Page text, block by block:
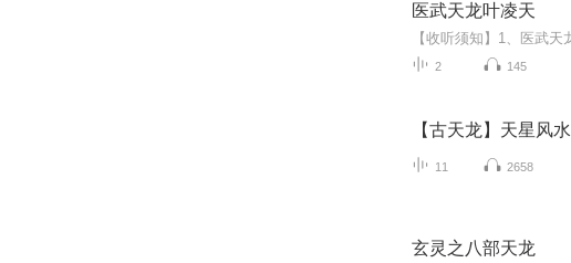
医武天龙叶凌天
2 145
【古天龙】天星风水
11 2658
玄灵之八部天龙